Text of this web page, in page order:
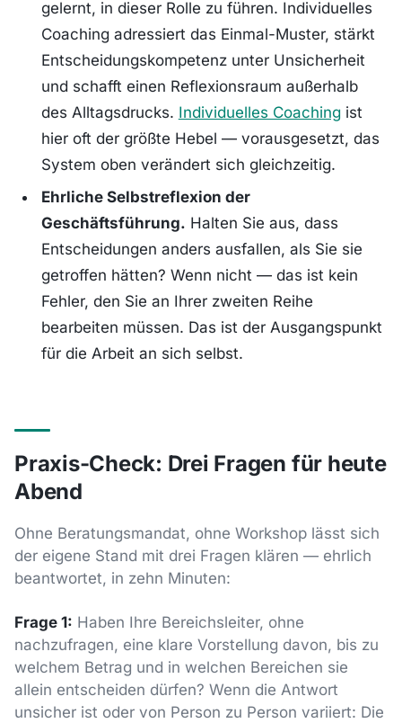
gelernt, in dieser Rolle zu führen. Individuelles
Coaching adressiert das Einmal-Muster, stärkt
Entscheidungskompetenz unter Unsicherheit
und schafft einen Reflexionsraum außerhalb
des Alltagsdrucks. Individuelles Coachingist
hier oft der größte Hebel — vorausgesetzt, das
System oben verändert sich gleichzeitig.
Ehrliche Selbstreflexion der
Geschäftsführung. Halten Sie aus, dass
Entscheidungen anders ausfallen, als Sie sie
getroffen hätten? Wenn nicht — das ist kein
Fehler, den Sie an Ihrer zweiten Reihe
bearbeiten müssen. Das ist der Ausgangspunkt
für die Arbeit an sich selbst.
Praxis-Check: Drei Fragen für heute
Abend
Ohne Beratungsmandat, ohne Workshop lässt sich
der eigene Stand mit drei Fragen klären — ehrlich
beantwortet, in zehn Minuten:
Frage 1: Haben Ihre Bereichsleiter, ohne
nachzufragen, eine klare Vorstellung davon, bis zu
welchem Betrag und in welchen Bereichen sie
allein entscheiden dürfen? Wenn die Antwort
unsicher ist oder von Person zu Person variiert: Die